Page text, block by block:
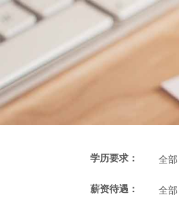
学历要求： 全部
薪资待遇： 全部